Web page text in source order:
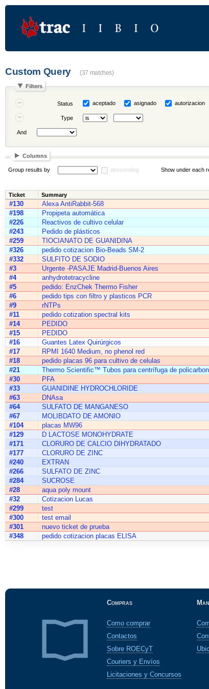
Custom Query (37 matches)
Filters
Status aceptado asignado autorizacion
Type
And
Columns
Group results by descending Show under each
Ticket Summary
#130 Alexa AntiRabbit-568
#198
Propipeta automática
#226
Reactivos de cultivo celular
#243
Pedido de plásticos
#259
TIOCIANATO DE GUANIDINA
#326
pedido cotizacion Bio-Beads SM-2
#332
SULFITO DE SODIO
#3
Urgente -PASAJE Madrid-Buenos Aires
#4
anhydrotetracycline
#5
pedido: EnzChek Thermo Fisher
#6
pedido tips con filtro y plasticos PCR
#9
rNTPs
#11
pedido cotization spectral kits
#14
PEDIDO
#15
PEDIDO
#16
Guantes Latex Quirúrgicos
#17
RPMI 1640 Medium, no phenol red
#18
pedido placas 96 para cultivo de celulas
#21
Thermo Scientific™ Tubos para centrífuga de
#30
PFA
#33
GUANIDINE HYDROCHLORIDE
#63
DNAsa
#64
SULFATO DE MANGANESO
#67
MOLIBDATO DE AMONIO
#104
placas MW96
#129
D LACTOSE MONOHYDRATE
#171
CLORURO DE CALCIO DIHYDRATADO
#177
CLORURO DE ZINC
#240
EXTRAN
#266
SULFATO DE ZINC
#284
SUCROSE
#28
aqua poly mount
#32
Cotizacion Lucas
#299
test
#300
test email
#301
nuevo ticket de prueba
#348
pedido cotizacion placas ELISA
Compras
Como comprar
Contactos
Sobre ROECyT
Couriers y Envíos
Licitaciones y Concursos